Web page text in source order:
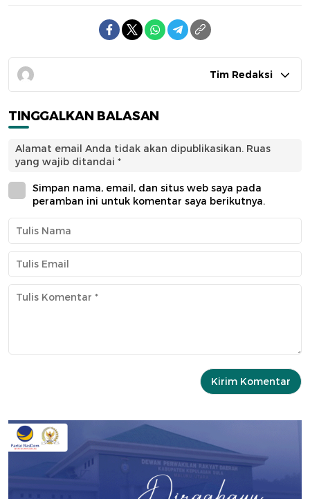
Tim Redaksi
TINGGALKAN BALASAN
Alamat email Anda tidak akan dipublikasikan. Ruas
yang wajib ditandai *
Simpan nama, email, dan situs web saya pada
peramban ini untuk komentar saya berikutnya.